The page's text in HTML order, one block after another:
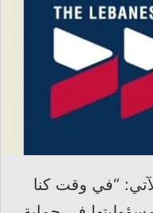
“في وقت كنا